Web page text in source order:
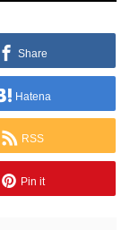
Share
Hatena
RSS
Pin it